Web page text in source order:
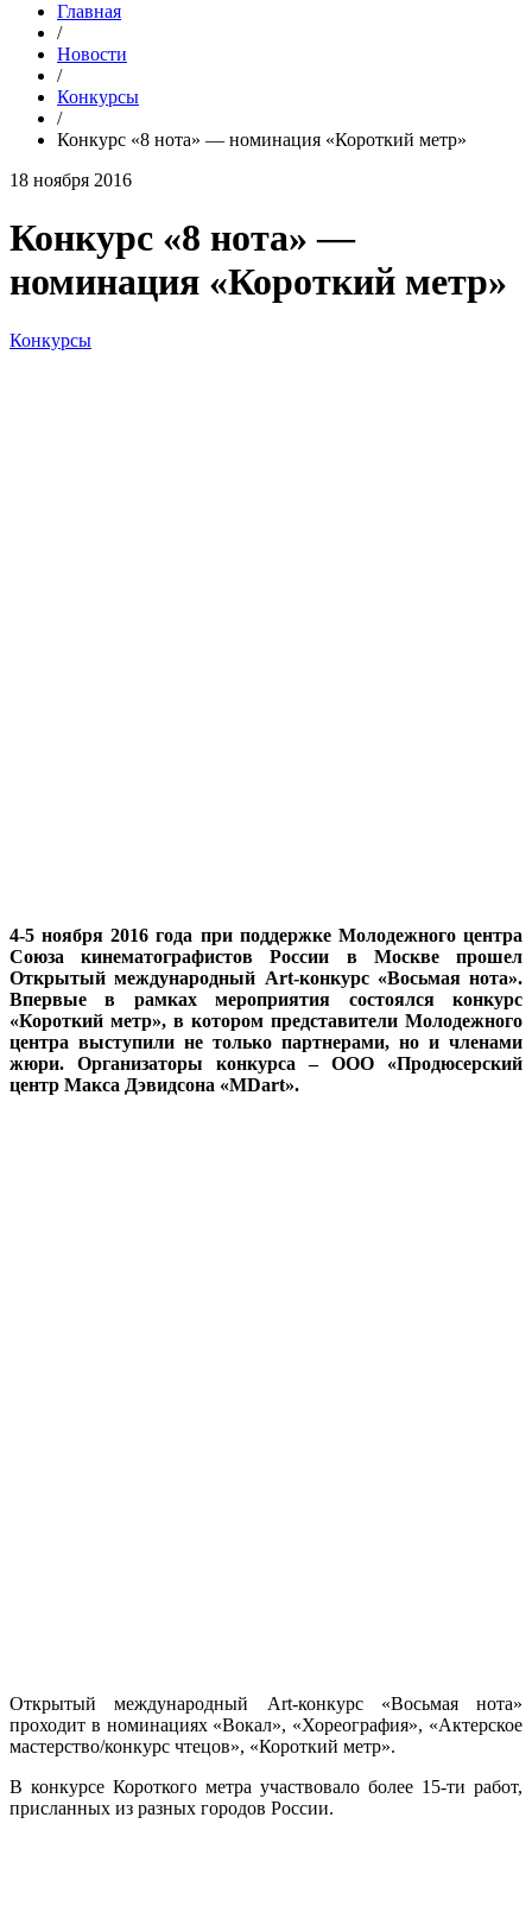
Главная
/
Новости
/
Конкурсы
/
Конкурс «8 нота» — номинация «Короткий метр»
18 ноября 2016
Конкурс «8 нота» —
номинация «Короткий метр»
Конкурсы
4-5 ноября 2016 года при поддержке Молодежного центра
Союза кинематографистов России в Москве прошел
Открытый международный Art-конкурс «Восьмая нота».
Впервые в рамках мероприятия состоялся конкурс
«Короткий метр», в котором представители Молодежного
центра выступили не только партнерами, но и членами
жюри. Организаторы конкурса – ООО «Продюсерский
центр Макса Дэвидсона «MDart».
Открытый международный Art-конкурс «Восьмая нота»
проходит в номинациях «Вокал», «Хореография», «Актерское
мастерство/конкурс чтецов», «Короткий метр».
В конкурсе Короткого метра участвовало более 15-ти работ,
присланных из разных городов России.